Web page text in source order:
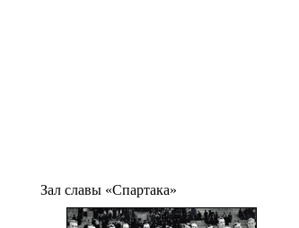
Зал славы «Спартака»